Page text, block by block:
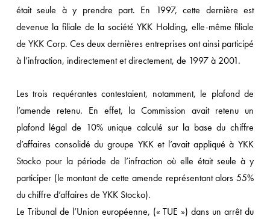
était seule à y prendre part. En 1997, cette dernière est
devenue la filiale de la société YKK Holding, elle-même filiale
de YKK Corp. Ces deux dernières entreprises ont ainsi participé
à l’infraction, indirectement et directement, de 1997 à 2001.
Les trois requérantes contestaient, notamment, le plafond de
l’amende retenu. En effet, la Commission avait retenu un
plafond légal de 10% unique calculé sur la base du chiffre
d’affaires consolidé du groupe YKK et l’avait appliqué à YKK
Stocko pour la période de l’infraction où elle était seule à y
participer (le montant de cette amende représentant alors 55%
du chiffre d’affaires de YKK Stocko).
Le Tribunal de l’Union européenne, (« TUE ») dans un arrêt du